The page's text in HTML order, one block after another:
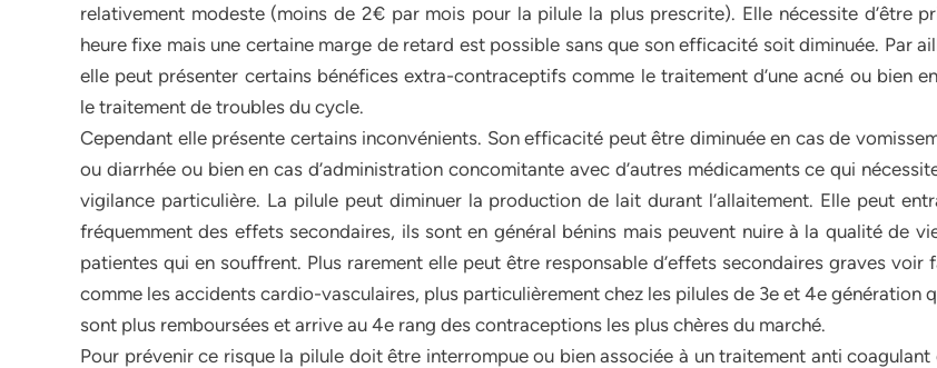
relativement modeste (moins de 2€ par mois pour la pilule la plus prescrite). Elle nécessite d’être
heure fixe mais une certaine marge de retard est possible sans que son efficacité soit diminuée. Par
elle peut présenter certains bénéfices extra-contraceptifs comme le traitement d’une acné ou bien
le traitement de troubles du cycle.
Cependant elle présente certains inconvénients. Son efficacité peut être diminuée en cas de
ou diarrhée ou bien en cas d’administration concomitante avec d’autres médicaments ce qui
vigilance particulière. La pilule peut diminuer la production de lait durant l’allaitement. Elle peut
fréquemment des effets secondaires, ils sont en général bénins mais peuvent nuire à la qualité de
patientes qui en souffrent. Plus rarement elle peut être responsable d’effets secondaires graves voir
comme les accidents cardio-vasculaires, plus particulièrement chez les pilules de 3e et 4e génération
sont plus remboursées et arrive au 4e rang des contraceptions les plus chères du marché.
Pour prévenir ce risque la pilule doit être interrompue ou bien associée à un traitement anti coagulant